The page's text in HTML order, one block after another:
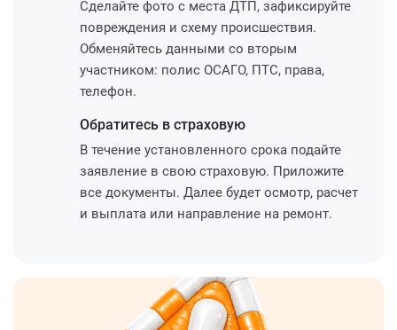
Сделайте фото с места ДТП, зафиксируйте
повреждения и схему происшествия.
Обменяйтесь данными со вторым
участником: полис ОСАГО, ПТС, права,
телефон.
Обратитесь в страховую
В течение установленного срока подайте
заявление в свою страховую. Приложите
все документы. Далее будет осмотр, расчет
и выплата или направление на ремонт.